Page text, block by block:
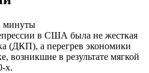
минуты
в США была не жесткая
(ДКП), а перегрев экономики
возникшие в результате мягкой
х.